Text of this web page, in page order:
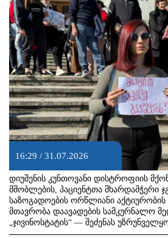
16:29 / 31.07.2026
დიუშენის კუნთოვანი დისტროფიის
მშობლების, პაციენტთა მხარდამჭერი
საზოგადოების ორწლიანი
მთავრობა დაავადების სამკურნალო
„ჯივინოსტატის“ — შეძენას